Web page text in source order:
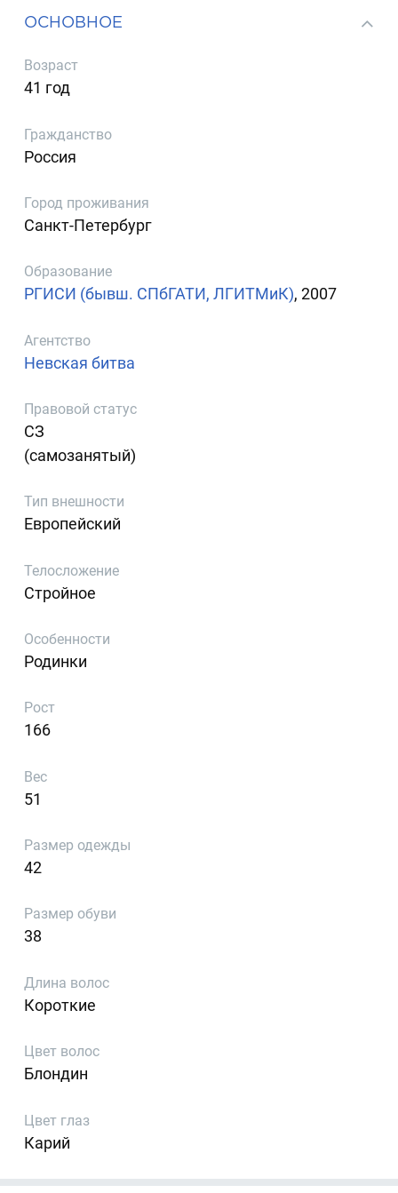
ОСНОВНОЕ
Возраст
41 год
Гражданство
Россия
Город проживания
Санкт-Петербург
Образование
РГИСИ (бывш. СПбГАТИ, ЛГИТМиК), 2007
Агентство
Невская битва
Правовой статус
СЗ
(самозанятый)
Тип внешности
Европейский
Телосложение
Стройное
Особенности
Родинки
Рост
166
Вес
51
Размер одежды
42
Размер обуви
38
Длина волос
Короткие
Цвет волос
Блондин
Цвет глаз
Карий